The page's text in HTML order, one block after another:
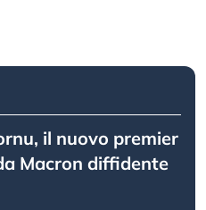
il nuovo premier
Macron diffidente